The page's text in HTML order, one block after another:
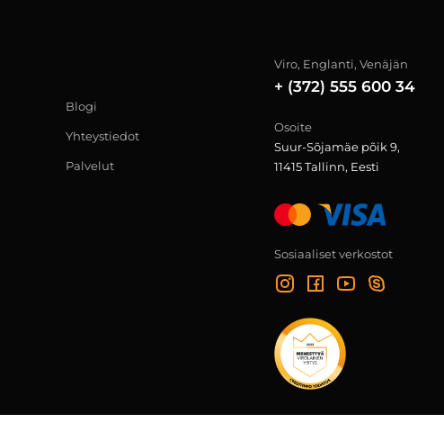
Blogi
Yhteystiedot
Palvelut
Viro, Englanti, Venäjän
+ (372) 555 600 34
Osoite
Suur-Sõjamäe põik 9,
11415 Tallinn, Eesti
Sosiaaliset verkostot